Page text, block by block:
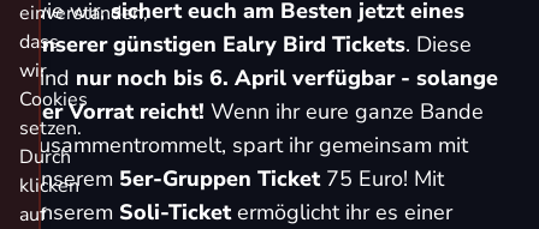
wie wir,sichert euch am Besten jetzt eines
unserer günstigen Ealry Bird Tickets. Diese
sind nur noch bis 6. April verfügbar - solange
der Vorrat reicht! Wenn ihr eure ganze Bande
zusammentrommelt, spart ihr gemeinsam mit
unserem 5er-Gruppen Ticket 75 Euro! Mit
unserem Soli-Ticketermöglicht ihr es einer
einverstanden,
dass
wir
Cookies
setzen.
Durch
klicken
auf